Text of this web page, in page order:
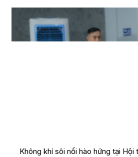
Không khí sôi nổi hào hứng tại Hội